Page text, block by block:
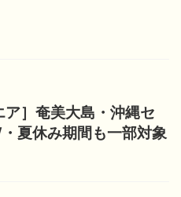
ア］奄美大島・沖縄セ
夏休み期間も一部対象